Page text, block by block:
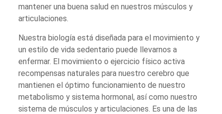
mantener una buena salud en nuestros músculos y
articulaciones.
Nuestra biología está diseñada para el movimiento y
un estilo de vida sedentario puede llevarnos a
enfermar. El movimiento o ejercicio físico activa
recompensas naturales para nuestro cerebro que
mantienen el óptimo funcionamiento de nuestro
metabolismo y sistema hormonal, así como nuestro
sistema de músculos y articulaciones. Es una de las